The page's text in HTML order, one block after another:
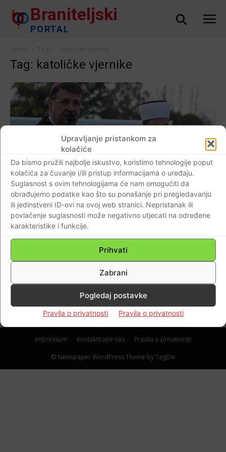
Upravljanje pristankom za
kolačiće
Da bismo pružili najbolje iskustvo, koristimo tehnologije poput
kolačića za čuvanje i/ili pristup informacijama o uređaju.
Suglasnost s ovim tehnologijama će nam omogućiti da
obrađujemo podatke kao što su ponašanje pri pregledavanju
ili jedinstveni ID-ovi na ovoj web stranici. Nepristanak ili
povlačenje suglasnosti može negativno utjecati na određene
karakteristike i funkcije.
Prihvati
Zabrani
Pogledaj postavke
Pravila o privatnosti Pravila o privatnosti
Braniteljski
PORTAL
Tag: katoličke vjernike
AKTUALNO
Biskup Šaško: “Na nama je svjedočiti istinu,
počevši od najosnovnije: Ovdje su pokopani
ljudi”.Za vrijeme komunističkog i
socijalističkog režima rodbina je
pokušavala prići ovome mjestu ali to je bilo
zabranjeno sve do Hrvatske samostalnosti.
Braniteljski portal
Impressum Kontaktirajte nas Pravila o privatnosti
© Newspaper WordPress Theme by TagDiv